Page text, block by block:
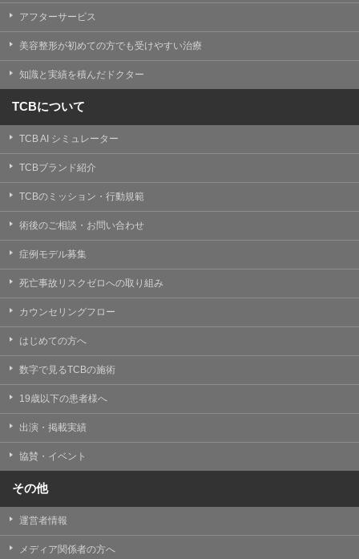
Cookieは、一般的にインターネット閲覧を行う際、又は
の閲覧情報を記憶させておく機能です。
TCBグループでは、Cookie及び類似技術を使用して収集
した情報を利用することにより、WEBサイトの利用状況
を分析し、パフォーマンス改善や、WEBサイトを通じて
提供するサービスの向上・改善のため、Cookieを使用す
ることがあります。ご使用のブラウザによりCookieを無
効とすることが可能です。ただし、Cookieを無効にした
場合、WEBサイト上のサービスの全部または一部のペー
ジが正しく表示されなくなる場合がありますのでご留意
ください。
【アクセスログについて】
TCBグループが運営するWEBサイトでは、アクセスログ
として患者様の履歴情報をサーバ上に記録しています。
アクセスログはWEBサイトの保守管理や利用状況に関す
る統計分析のために使用されます。それ以外の目的で使
用されることはありません。
本プライバシーポリシーの内容は、法令変更への対応や
す。
変更後のプライバシーポリシーについては、当サイトに
アフターサービス
美容整形が初めての方でも受けやすい治療
知識と実績を積んだドクター
TCBについて
TCB AI シミュレーター
TCBブランド紹介
TCBのミッション・行動規範
術後のご相談・お問い合わせ
症例モデル募集
死亡事故リスクゼロへの取り組み
カウンセリングフロー
はじめての方へ
数字で見るTCBの施術
19歳以下の患者様へ
出演・掲載実績
協賛・イベント
その他
運営者情報
メディア関係者の方へ